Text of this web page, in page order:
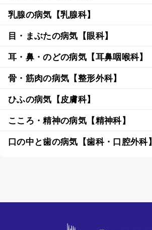
乳腺の病気【乳腺科】
目・まぶたの病気【眼科】
耳・鼻・のどの病気【耳鼻咽喉科】
骨・筋肉の病気【整形外科】
ひふの病気【皮膚科】
こころ・精神の病気【精神科】
口の中と歯の病気【歯科・口腔外科】